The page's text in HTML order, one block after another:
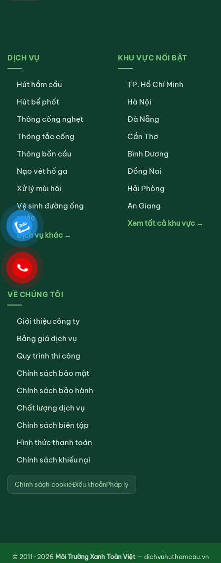
DỊCH VỤ
Hút hầm cầu
Hút bể phốt
Thông cống nghẹt
Thông tắc cống
Thông bồn cầu
Nạo vét hố ga
Xử lý mùi hôi
Vệ sinh đường ống
nước
Dịch vụ khác →
KHU VỰC NỔI BẬT
TP. Hồ Chí Minh
Hà Nội
Đà Nẵng
Cần Thơ
Bình Dương
Đồng Nai
Hải Phòng
An Giang
Xem tất cả khu vực →
VỀ CHÚNG TÔI
Giới thiệu công ty
Bảng giá dịch vụ
Quy trình thi công
Chính sách bảo mật
Chính sách bảo hành
Chất lượng dịch vụ
Chính sách biên tập
Hình thức thanh toán
Chính sách khiếu nại
Chính sách cookieĐiều khoảnPháp lý
© 2011–2026 Môi Trường Xanh Toàn Việt — dichvuhuthamcau.vn